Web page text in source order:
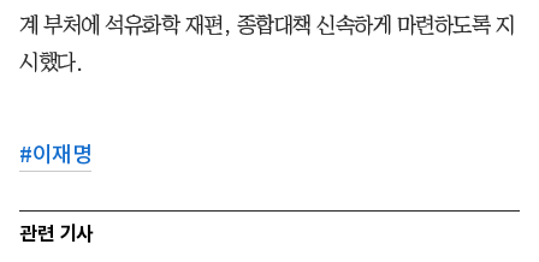
계 부처에 석유화학 재편, 종합대책 신속하게 마련하도록 지
시했다.
#이재명
관련 기사